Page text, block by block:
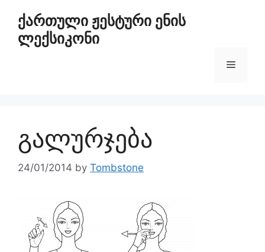
ქართული ჟესტური ენის
ლექსიკონი
გალურჯება
24/01/2014 by Tombstone